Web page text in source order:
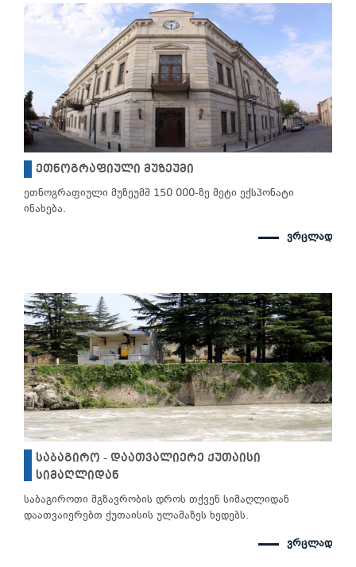
ეთნოგრაფიული მუზეუმი
ეთნოგრაფიული მუზეუმშ 150 000-ზე მეტი ექსპონატი
ინახება.
ვრცლად
საბაგირო - დაათვალიერე ქუთაისი
სიმაღლიდან
საბაგიროთი მგზავრობის დროს თქვენ სიმაღლიდან
დაათვაიერებთ ქუთაისის ულამაზეს ხედებს.
ვრცლად